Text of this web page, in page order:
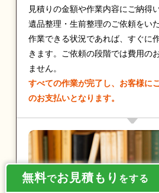
見積りの金額や作業内容にご納得
遺品整理・生前整理のご依頼をい
作業できる状況であれば、すぐに
きます。ご依頼の段階では費用の
ません。
すべての作業が完了し、お客様に
のお支払いとなります。
無料でお見積もり をする